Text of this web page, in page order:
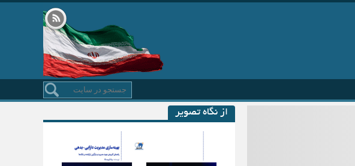
از نگاه تصویر